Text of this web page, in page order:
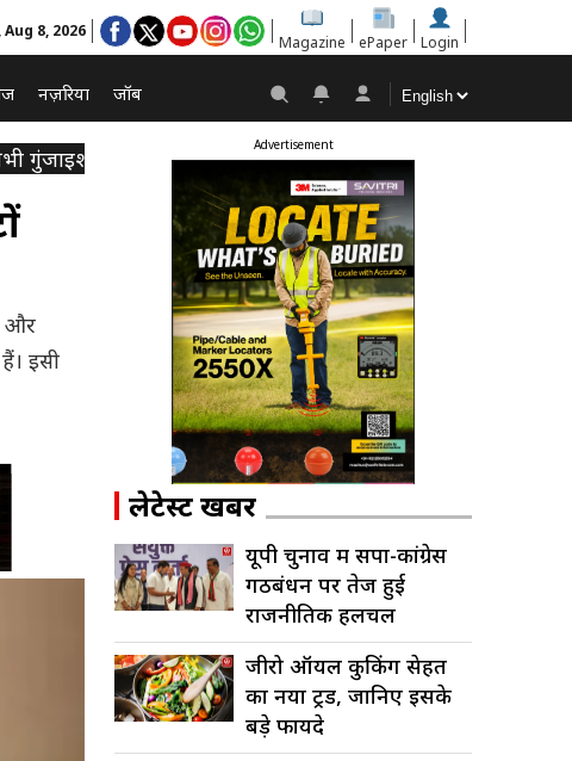
Aug 8, 2026
Magazine ePaper Login
नज़रिया जॉब
गुंजाइश नहीं
और
इसी
Advertisement
लेटेस्ट खबरें
यूपी चुनाव में सपा-कांग्रेस
गठबंधन पर तेज हुई
राजनीतिक हलचल
जीरो ऑयल कुकिंग सेहत
का नया ट्रेंड, जानिए इसके
बड़े फायदे